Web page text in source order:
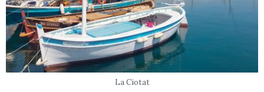
La Ciotat